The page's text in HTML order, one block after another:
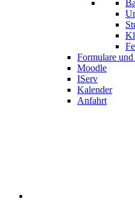
Formulare
Moodle
IServ
Kalender
Anfahrt